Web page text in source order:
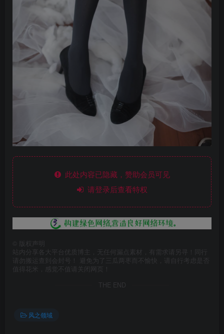
此处内容已隐藏，赞助会员可见
请登录后查看特权
版权声明
站内分享各大平台优质博主，无任何漏点素材，有需求请另寻！同行
请勿搬运查到会封号！ 避免为了三瓜两枣而不愉快，请自行考虑是否
值得花米，感觉不值请关闭网页！
THE END
风之领域